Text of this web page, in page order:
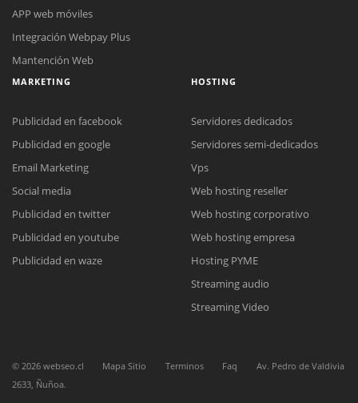
Reunión online
Nuestros ejecutivos le enviarán un correo electrónico con el enlace a
Meet para la reunión online.
Cotización
Chat Online
Todos nuestros ejecutivos están fuera de línea. Complete el formulario
APP web móviles
Integración Webpay Plus
Mantención Web
MARKETING
Publicidad en facebook
Publicidad en google
Email Marketing
Social media
Publicidad en twitter
Publicidad en youtube
Publicidad en waze
HOSTING
Servidores dedicados
Servidores semi-dedicados
Vps
Web hosting reseller
Web hosting corporativo
Web hosting empresa
Hosting PYME
Streaming audio
Streaming Video
© 2026 webseo.cl Mapa Sitio Terminos Faq
Av. Pedro de Valdivia
2633, Ñuñoa.